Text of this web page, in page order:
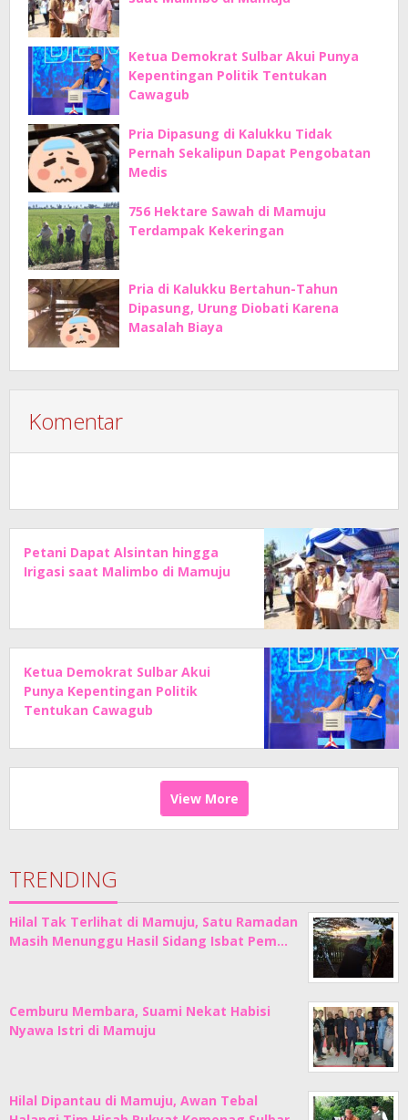
Ketua Demokrat Sulbar Akui Punya
Kepentingan Politik Tentukan
Cawagub
Pria Dipasung di Kalukku Tidak
Pernah Sekalipun Dapat Pengobatan
Medis
756 Hektare Sawah di Mamuju
Terdampak Kekeringan
Pria di Kalukku Bertahun-Tahun
Dipasung, Urung Diobati Karena
Masalah Biaya
Komentar
Petani Dapat Alsintan hingga
Irigasi saat Malimbo di Mamuju
Ketua Demokrat Sulbar Akui
Punya Kepentingan Politik
Tentukan Cawagub
View More
TRENDING
Hilal Tak Terlihat di Mamuju, Satu Ramadan
Masih Menunggu Hasil Sidang Isbat Pem…
Cemburu Membara, Suami Nekat Habisi
Nyawa Istri di Mamuju
Hilal Dipantau di Mamuju, Awan Tebal